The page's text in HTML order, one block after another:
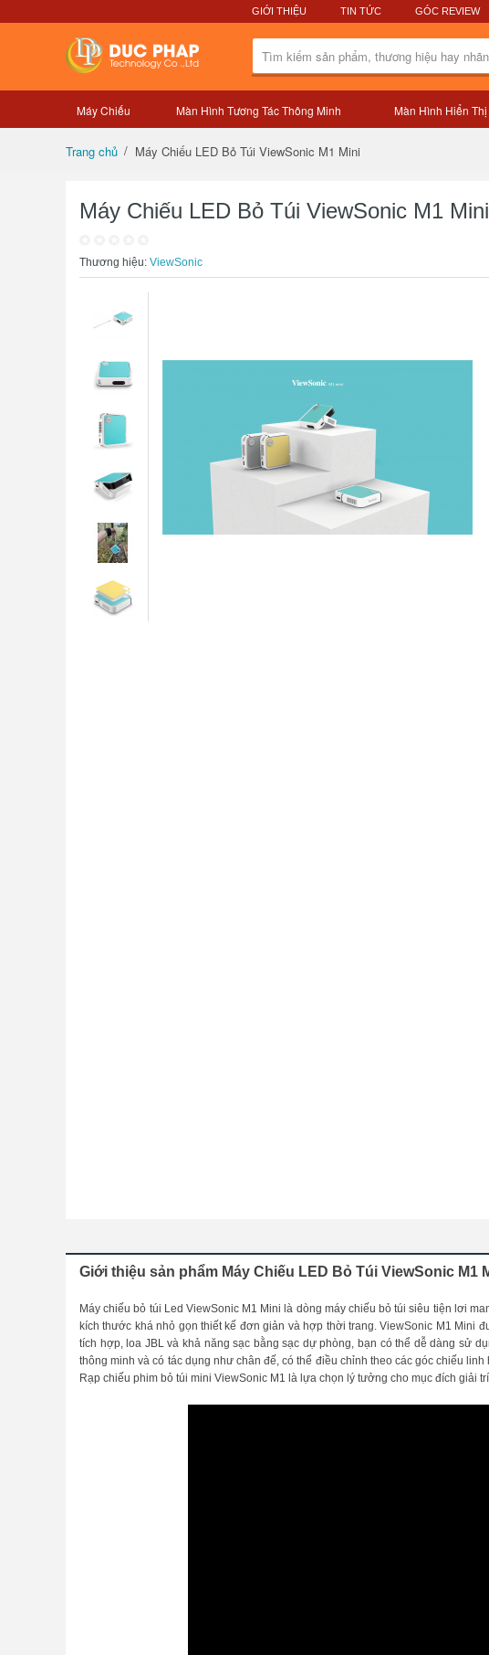
GIỚI THIỆU TIN TỨC GÓC REVIEW
Tổng quan sản phẩm
Máy Chiếu Màn Hình Tương Tác Thông Minh Màn Hình Hiển Thị
Trang chủ Máy Chiếu LED Bỏ Túi ViewSonic M1 Mini
Máy Chiếu LED Bỏ Túi ViewSonic M1 Mini
Thương hiệu: ViewSonic
Giới thiệu sản phẩm Máy Chiếu LED Bỏ Túi ViewSonic M1
Máy chiếu bỏ túi Led ViewSonic M1 Mini là dòng máy chiếu bỏ túi siêu tiện lơi
kích thước khá nhỏ gọn thiết kế đơn giản và hợp thời trang. ViewSonic M1 Mini
tích hợp, loa JBL và khả năng sạc bằng sạc dự phòng, bạn có thể dễ dàng sử
thông minh và có tác dụng như chân đế, có thể điều chỉnh theo các góc chiếu
Rạp chiếu phim bỏ túi mini ViewSonic M1 là lựa chọn lý tưởng cho mục đích